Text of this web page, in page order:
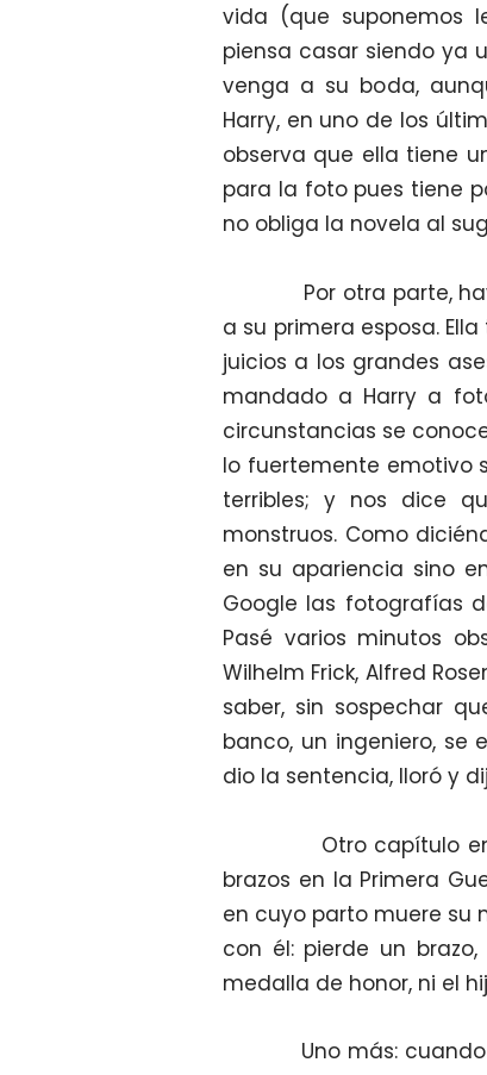
vida (que suponemos
piensa casar siendo ya
venga a su boda,
Harry, en uno de los
observa que ella tiene
para la foto pues tiene
no obliga la novela al
Por otra parte, hay
a su primera esposa.
juicios a los grandes
mandado a Harry a
circunstancias se
lo fuertemente emotivo
terribles; y nos dice
monstruos. Como
en su apariencia sino
Google las fotografías
Pasé varios minutos
Wilhelm Frick, Alfred
saber, sin sospechar
banco, un ingeniero, se
dio la sentencia, lloró y
Otro capítulo
brazos en la Primera
en cuyo parto muere su
con él: pierde un
medalla de honor, ni el
Uno más: cuando se